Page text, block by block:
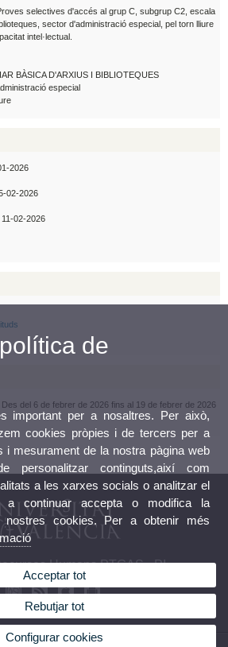
selectives d'accés al grup C, subgrup C2, escala
sector d'administració especial, pel torn lliure
intel·lectual.
BÀSICA D'ARXIUS I BIBLIOTEQUES
especial
2026
02-2026
02-2026
del 6 de febrer de 2026 fins al 19 de febrer de 2026
Humans PTGAS - PI
de
important per a nosaltres. Per això,
cookies pròpies i de tercers per a
i mesurament de la nostra pàgina web
personalitzar continguts,així com
a les xarxes socials o analitzar el
a continuar accepta o modifica la
nostres cookies. Per a obtenir més
Acceptar tot
Rebutjar tot
Configurar cookies